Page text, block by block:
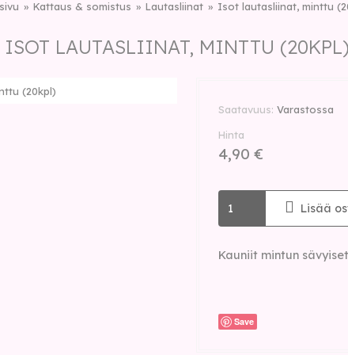
Kattaus & somistus Lautasliinat Isot lautasliinat, minttu
ISOT LAUTASLIINAT, MINTTU (20KPL)
(20kpl)
Saatavuus Varastossa
Hinta
4,90 €
Lisää
Kauniit mintun
Save